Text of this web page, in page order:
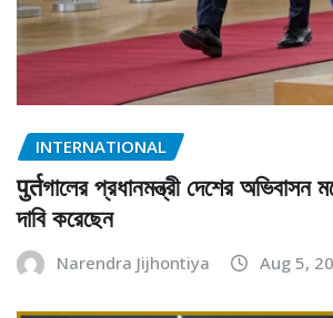
INTERNATIONAL
पुर्तগালের প্রধানমন্ত্রী দেশের অভিবাসন
দাবি করেছেন
Narendra Jijhontiya Aug 5,